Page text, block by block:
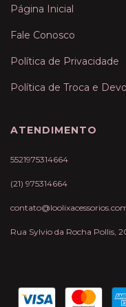
Página Inicial
Fale Conosco
Política de Privacidade
Política de Troca e
ATENDIMENTO
5521975314664
(21) 975314664
Rua Sylvio da Rocha Pollis,